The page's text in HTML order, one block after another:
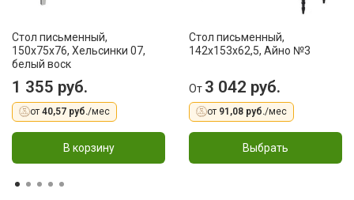
Стол письменный,
150x75x76, Хельсинки 07,
белый воск
1 355 руб.
от 40,57 руб./мес
В корзину
Стол письменный,
142x153x62,5, Айно №3
От 3 042 руб.
от 91,08 руб./мес
Выбрать